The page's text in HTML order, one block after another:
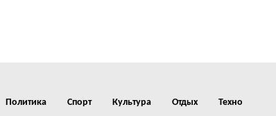
Политика Спорт Культура Отдых Техно